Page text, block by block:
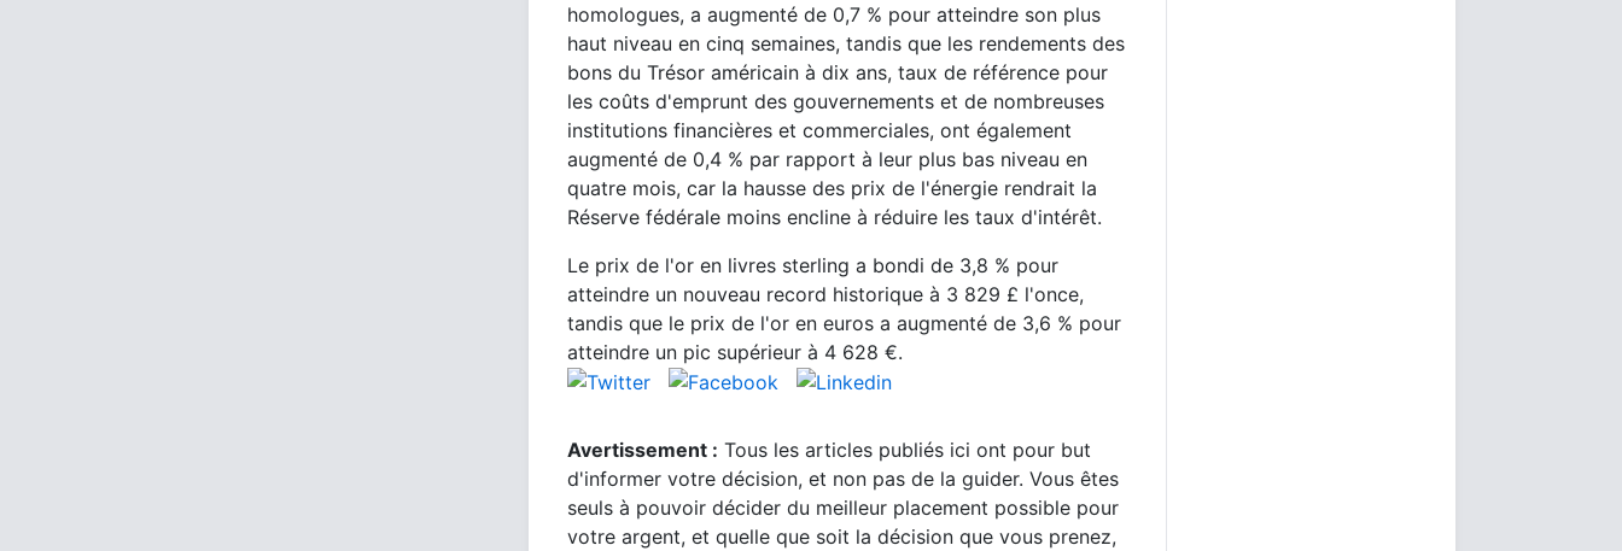
homologues, a augmenté de 0,7 % pour atteindre son plus
haut niveau en cinq semaines, tandis que les rendements des
bons du Trésor américain à dix ans, taux de référence pour
les coûts d'emprunt des gouvernements et de nombreuses
institutions financières et commerciales, ont également
augmenté de 0,4 % par rapport à leur plus bas niveau en
quatre mois, car la hausse des prix de l'énergie rendrait la
Réserve fédérale moins encline à réduire les taux d'intérêt.
Le prix de l'or en livres sterling a bondi de 3,8 % pour
atteindre un nouveau record historique à 3 829 £ l'once,
tandis que le prix de l'or en euros a augmenté de 3,6 % pour
atteindre un pic supérieur à 4 628 €.
Avertissement : Tous les articles publiés ici ont pour but
d'informer votre décision, et non pas de la guider. Vous êtes
seuls à pouvoir décider du meilleur placement possible pour
votre argent, et quelle que soit la décision que vous prenez,